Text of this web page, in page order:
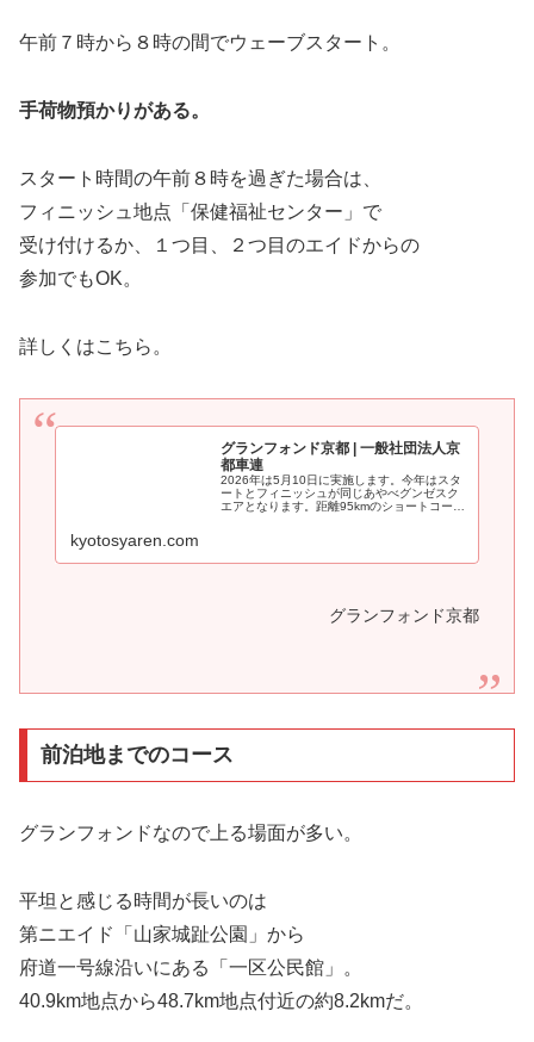
午前７時から８時の間でウェーブスタート。
手荷物預かりがある。
スタート時間の午前８時を過ぎた場合は、
フィニッシュ地点「保健福祉センター」で
受け付けるか、１つ目、２つ目のエイドからの
参加でもOK。
詳しくはこちら。
グランフォンド京都 | 一般社団法人京
都車連
2026年は5月10日に実施します。今年はスタ
ートとフィニッシュが同じあやべグンゼスク
エアとなります。距離95kmのショートコース
kyotosyaren.com
グランフォンド京都
前泊地までのコース
グランフォンドなので上る場面が多い。
平坦と感じる時間が長いのは
第ニエイド「山家城趾公園」から
府道一号線沿いにある「一区公民館」。
40.9km地点から48.7km地点付近の約8.2kmだ。